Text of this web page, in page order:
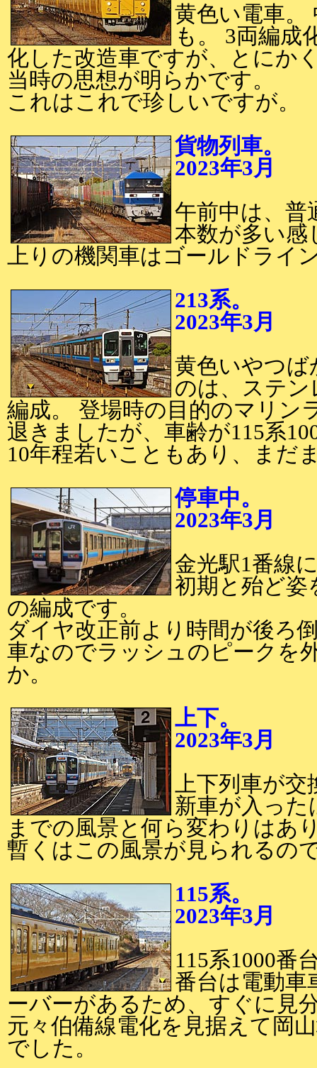
黄色い電車。
も。 3両編成
化した改造車ですが、とにか
当時の思想が明らかです。
これはこれで珍しいですが。
貨物列車。
2023年3月
午前中は、普
本数が多い感
上りの機関車はゴールドライ
213系。
2023年3月
黄色いやつ
のは、ステン
編成。 登場時の目的のマリン
退きましたが、車齢が115系
10年程若いこともあり、まだ
停車中。
2023年3月
金光駅1番線
初期と殆ど姿
の編成です。
ダイヤ改正前より時間が後ろ
車なのでラッシュのピークを
か。
上下。
2023年3月
上下列車が交
新車が入っ
までの風景と何ら変わりはあ
暫くはこの風景が見られるの
115系。
2023年3月
115系1000番
番台は電動車
ーバーがあるため、すぐに見
元々伯備線電化を見据えて岡
でした。